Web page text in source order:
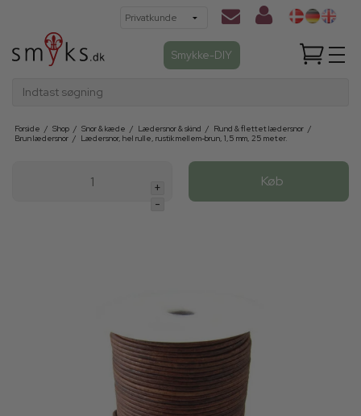
Smykke-DIY
Indtast søgning
Forside / Shop / Snor & kæde / Lædersnor & skind / Rund & flettet lædersnor /
Brun lædersnor / Lædersnor, hel rulle, rustik mellem-brun, 1,5 mm, 25 meter.
+
-
Køb